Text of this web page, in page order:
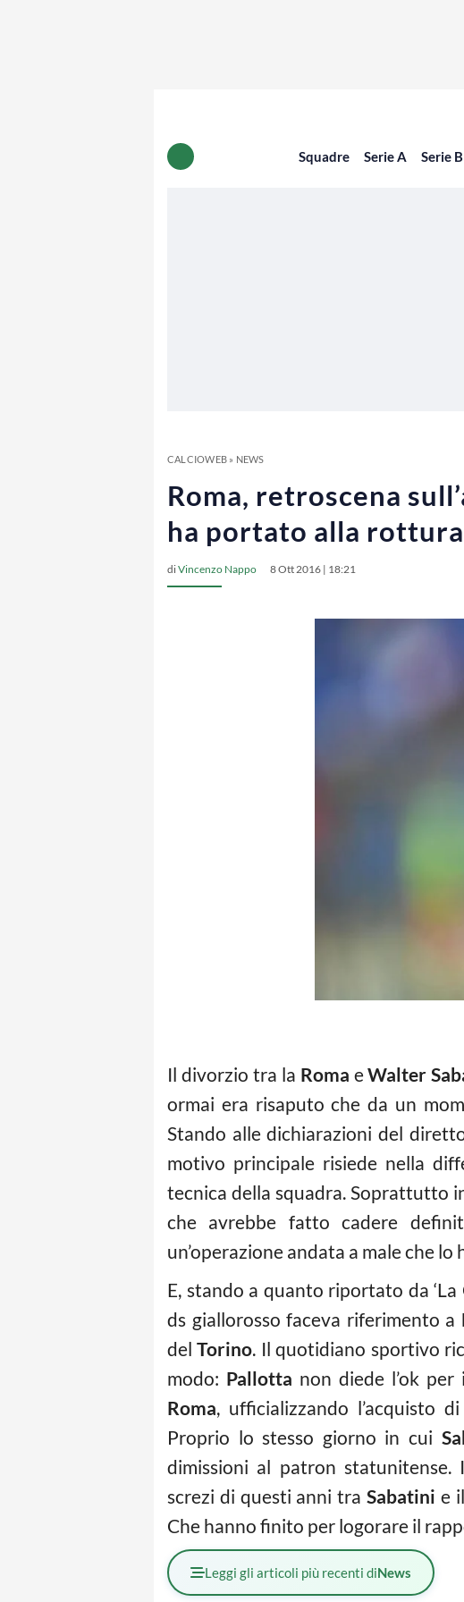
Squadre Serie A Serie B
CALCIOWEB» NEWS
Roma, retroscena
ha portato alla rottura
diVincenzo Nappo 8 Ott 2016 | 18:21
Il divorzio tra la Roma eWalter
ormai era risaputo che da un
Stando alle dichiarazioni del
motivo principale risiede nella
tecnica della squadra. Soprattutto
che avrebbe fatto cadere
un’operazione andata a male che lo
E, stando a quanto riportato da ‘La
ds giallorosso faceva riferimento a
delTorino. Il quotidiano sportivo
modo: Pallotta non diede l’ok
Roma, ufficializzando l’acquisto di
Proprio lo stesso giorno in cui
dimissioni al patron statunitense.
screzi di questi anni traSabatini e
Che hanno finito per logorare il
Leggi gli articoli più recenti diNews